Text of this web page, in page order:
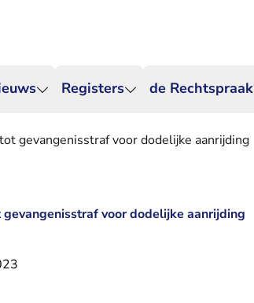
Registers de Rechtspraak
gevangenisstraf voor dodelijke aanrijding
voor dodelijke aanrijding